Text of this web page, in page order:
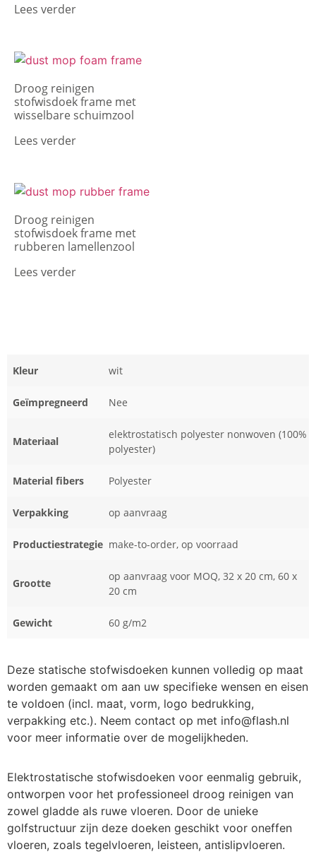
Lees verder
Droog reinigen
stofwisdoek frame met
wisselbare schuimzool
Lees verder
Droog reinigen
stofwisdoek frame met
rubberen lamellenzool
Lees verder
Kleur wit
Geïmpregneerd Nee
Materiaal
elektrostatisch polyester nonwoven (100%
polyester)
Material fibers Polyester
Verpakking op aanvraag
Productiestrategie make-to-order, op voorraad
Grootte
op aanvraag voor MOQ, 32 x 20 cm, 60 x
20 cm
Gewicht 60 g/m2
Deze statische stofwisdoeken kunnen volledig op maat
worden gemaakt om aan uw specifieke wensen en eisen
te voldoen (incl. maat, vorm, logo bedrukking,
verpakking etc.). Neem contact op met info@flash.nl
voor meer informatie over de mogelijkheden.
Elektrostatische stofwisdoeken voor eenmalig gebruik,
ontworpen voor het professioneel droog reinigen van
zowel gladde als ruwe vloeren. Door de unieke
golfstructuur zijn deze doeken geschikt voor oneffen
vloeren, zoals tegelvloeren, leisteen, antislipvloeren.